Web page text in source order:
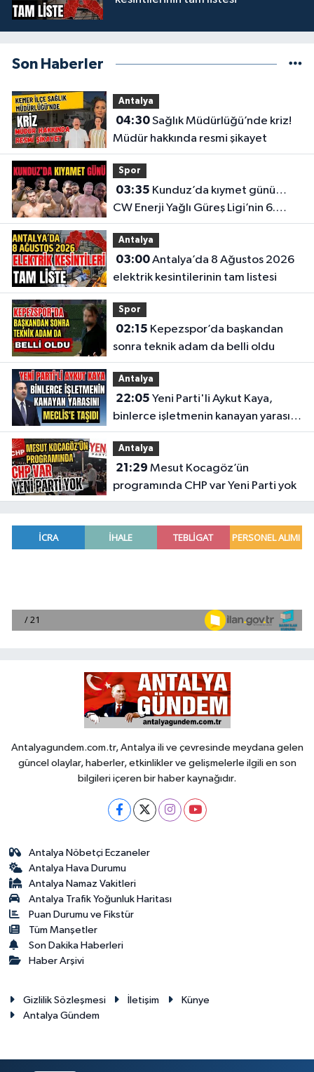
Son Haberler
Antalya
04:30Sağlık Müdürlüğü’nde kriz!
Müdür hakkında resmi şikayet
Spor
03:35
CW Enerji Yağlı Güreş Ligi’nin 6.
Etabı öncesi nefesler tutuldu
Antalya
03:00Antalya’da 8 Ağustos 2026
elektrik kesintilerinin tam listesi
Spor
02:15
sonra teknik adam da belli oldu
Antalya
22:05
binlerce işletmenin kanayan yarasını
Meclis'e taşıdı
Antalya
21:29
programında CHP var Yeni Parti yok
Antalyagundem.com.tr, Antalya ili ve çevresinde meydana gelen
güncel olaylar, haberler, etkinlikler ve gelişmelerle ilgili en son
bilgileri içeren bir haber kaynağıdır.
Antalya Nöbetçi Eczaneler
Antalya Hava Durumu
Antalya Namaz Vakitleri
Antalya Trafik Yoğunluk Haritası
Puan Durumu ve Fikstür
Tüm Manşetler
Son Dakika Haberleri
Haber Arşivi
Gizlilik Sözleşmesi İletişim
Künye
Antalya Gündem